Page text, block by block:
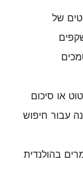
של
או סיכום
עבור חיפוש
בהולנדית